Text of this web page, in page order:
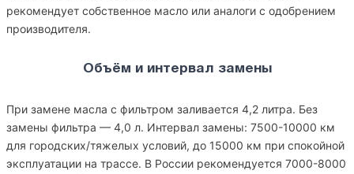
рекомендует собственное масло или аналоги с одобрением
производителя.
Объём и интервал замены
При замене масла с фильтром заливается 4,2 литра. Без
замены фильтра — 4,0 л. Интервал замены: 7500-10000 км
для городских/тяжелых условий, до 15000 км при спокойной
эксплуатации на трассе. В России рекомендуется 7000-8000